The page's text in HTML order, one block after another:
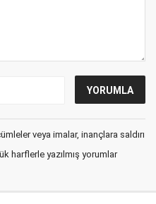
veya imalar, inançlara saldırı
harflerle yazılmış yorumlar